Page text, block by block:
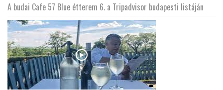
A budai Cafe 57 Blue étterem 6. a Tripadvisor budapesti listáján